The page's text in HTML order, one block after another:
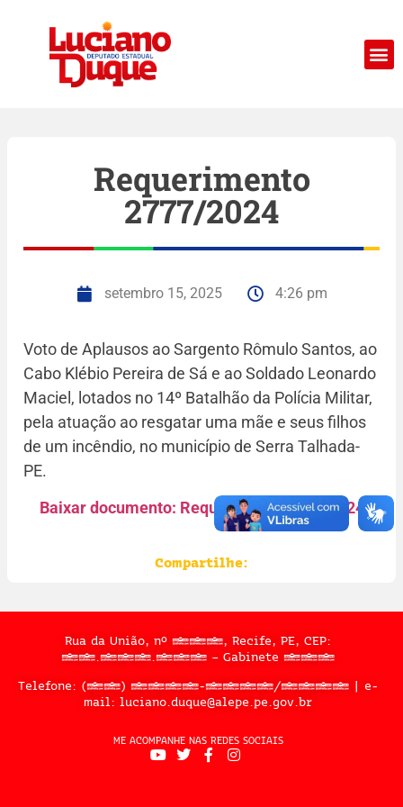
Requerimento
2777/2024
setembro 15, 2025 4:26 pm
Voto de Aplausos ao Sargento Rômulo Santos, ao
Cabo Klébio Pereira de Sá e ao Soldado Leonardo
Maciel, lotados no 14º Batalhão da Polícia Militar,
pela atuação ao resgatar uma mãe e seus filhos
de um incêndio, no município de Serra Talhada-
PE.
Baixar documento: Requerimento 2777.2024
Compartilhe:
Rua da União, nº 397, Recife, PE, CEP:
50.050.909 – Gabinete 302
Telefone: (81) 3183-2467/2324 | e-
mail: luciano.duque@alepe.pe.gov.br
ME ACOMPANHE NAS REDES SOCIAIS